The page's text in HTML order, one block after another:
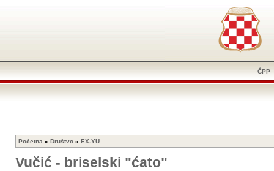
ČPP
Početna » Društvo » EX-YU
Vučić - briselski "ćato"